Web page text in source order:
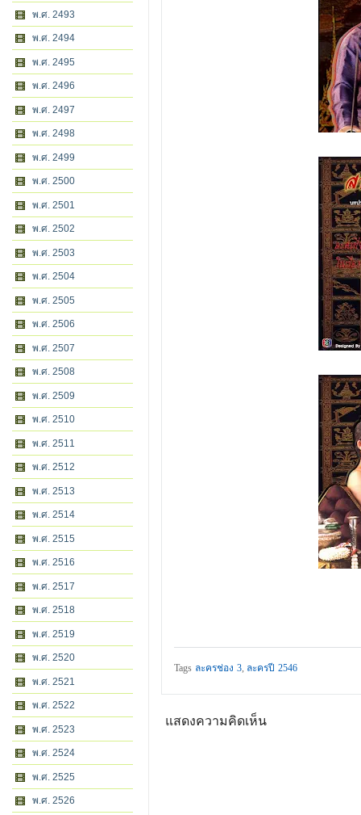
พ.ศ. 2493
พ.ศ. 2494
พ.ศ. 2495
พ.ศ. 2496
พ.ศ. 2497
พ.ศ. 2498
พ.ศ. 2499
พ.ศ. 2500
พ.ศ. 2501
พ.ศ. 2502
พ.ศ. 2503
พ.ศ. 2504
พ.ศ. 2505
พ.ศ. 2506
พ.ศ. 2507
พ.ศ. 2508
พ.ศ. 2509
พ.ศ. 2510
พ.ศ. 2511
พ.ศ. 2512
พ.ศ. 2513
พ.ศ. 2514
พ.ศ. 2515
พ.ศ. 2516
พ.ศ. 2517
พ.ศ. 2518
พ.ศ. 2519
พ.ศ. 2520
พ.ศ. 2521
พ.ศ. 2522
พ.ศ. 2523
พ.ศ. 2524
พ.ศ. 2525
พ.ศ. 2526
Tags ละครช่อง 3, ละครปี 2546
แสดงความคิดเห็น